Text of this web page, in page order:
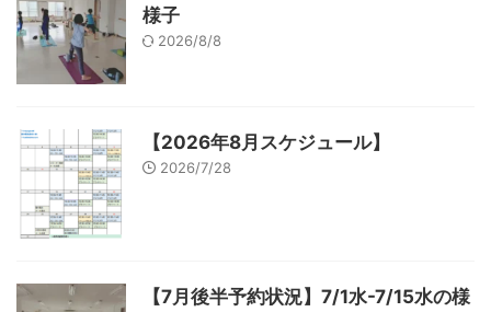
様子
2026/8/8
【2026年8月スケジュール】
2026/7/28
【7月後半予約状況】7/1水-7/15水の様